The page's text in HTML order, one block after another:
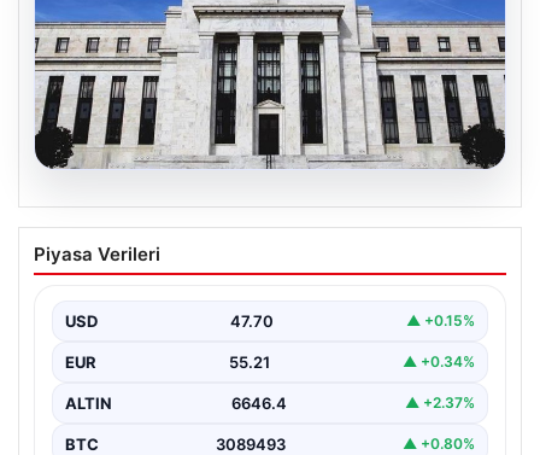
Fed faizi sabit tuttu
Piyasa Verileri
USD 47.70 ▲ +0.15%
EUR 55.21 ▲ +0.34%
ALTIN 6646.4 ▲ +2.37%
BTC 3089493 ▲ +0.80%